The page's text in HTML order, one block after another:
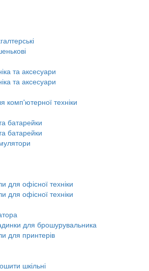
та аксесуари
та аксесуари
комп'ютерної техніки
батарейки
батарейки
для офісної техніки
для офісної техніки
для брошурувальника
для принтерів
шкільні